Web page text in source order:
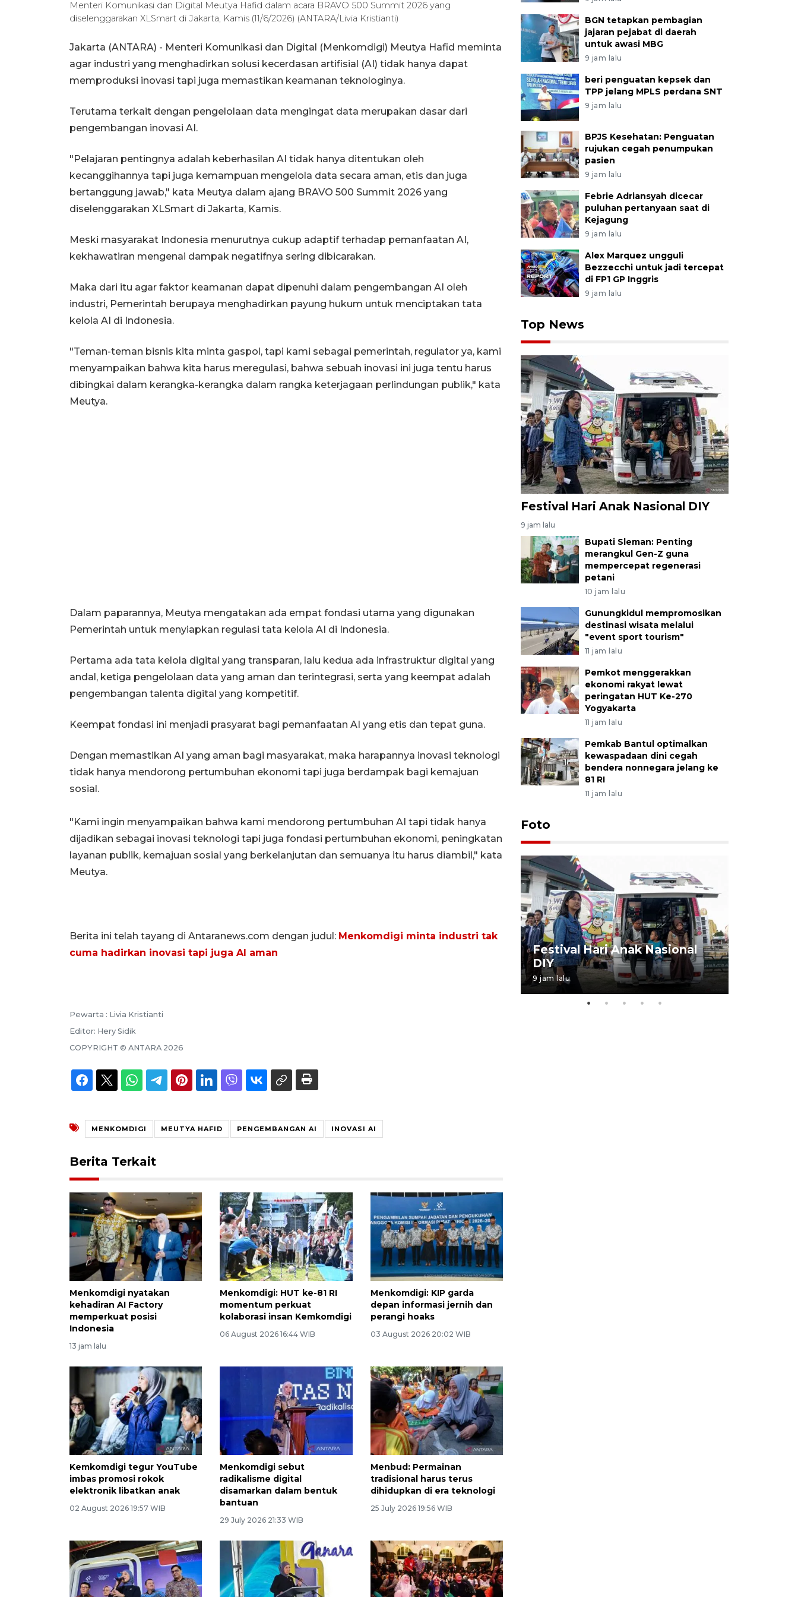
Menteri Komunikasi dan Digital Meutya Hafid dalam acara BRAVO 500 Summit 2026 yang
diselenggarakan XLSmart di Jakarta, Kamis (11/6/2026) (ANTARA/Livia Kristianti)
Jakarta (ANTARA) - Menteri Komunikasi dan Digital (Menkomdigi) Meutya Hafid meminta
agar industri yang menghadirkan solusi kecerdasan artifisial (AI) tidak hanya dapat
memproduksi inovasi tapi juga memastikan keamanan teknologinya.
Terutama terkait dengan pengelolaan data mengingat data merupakan dasar dari
pengembangan inovasi AI.
"Pelajaran pentingnya adalah keberhasilan AI tidak hanya ditentukan oleh
kecanggihannya tapi juga kemampuan mengelola data secara aman, etis dan juga
bertanggung jawab," kata Meutya dalam ajang BRAVO 500 Summit 2026 yang
diselenggarakan XLSmart di Jakarta, Kamis.
Meski masyarakat Indonesia menurutnya cukup adaptif terhadap pemanfaatan AI,
kekhawatiran mengenai dampak negatifnya sering dibicarakan.
Maka dari itu agar faktor keamanan dapat dipenuhi dalam pengembangan AI oleh
industri, Pemerintah berupaya menghadirkan payung hukum untuk menciptakan tata
kelola AI di Indonesia.
"Teman-teman bisnis kita minta gaspol, tapi kami sebagai pemerintah, regulator ya, kami
menyampaikan bahwa kita harus meregulasi, bahwa sebuah inovasi ini juga tentu harus
dibingkai dalam kerangka-kerangka dalam rangka keterjagaan perlindungan publik," kata
Meutya.
Dalam paparannya, Meutya mengatakan ada empat fondasi utama yang digunakan
Pemerintah untuk menyiapkan regulasi tata kelola AI di Indonesia.
Pertama ada tata kelola digital yang transparan, lalu kedua ada infrastruktur digital yang
andal, ketiga pengelolaan data yang aman dan terintegrasi, serta yang keempat adalah
pengembangan talenta digital yang kompetitif.
Keempat fondasi ini menjadi prasyarat bagi pemanfaatan AI yang etis dan tepat guna.
Dengan memastikan AI yang aman bagi masyarakat, maka harapannya inovasi teknologi
tidak hanya mendorong pertumbuhan ekonomi tapi juga berdampak bagi kemajuan
sosial.
"Kami ingin menyampaikan bahwa kami mendorong pertumbuhan AI tapi tidak hanya
dijadikan sebagai inovasi teknologi tapi juga fondasi pertumbuhan ekonomi, peningkatan
layanan publik, kemajuan sosial yang berkelanjutan dan semuanya itu harus diambil," kata
Meutya.
Berita ini telah tayang di Antaranews.com dengan judul: Menkomdigi minta industri tak
cuma hadirkan inovasi tapi juga AI aman
Pewarta : Livia Kristianti
Editor: Hery Sidik
COPYRIGHT © ANTARA 2026
MENKOMDIGI MEUTYA HAFID PENGEMBANGAN AI INOVASI AI
Berita Terkait
Menkomdigi nyatakan
kehadiran AI Factory
memperkuat posisi
Indonesia
13 jam lalu
Menkomdigi: HUT ke-81 RI
momentum perkuat
kolaborasi insan Kemkomdigi
06 August 2026 16:44 WIB
Menkomdigi: KIP garda
depan informasi jernih dan
perangi hoaks
03 August 2026 20:02 WIB
Kemkomdigi tegur YouTube
imbas promosi rokok
elektronik libatkan anak
02 August 2026 19:57 WIB
Menkomdigi sebut
radikalisme digital
disamarkan dalam bentuk
bantuan
29 July 2026 21:33 WIB
Menbud: Permainan
tradisional harus terus
dihidupkan di era teknologi
25 July 2026 19:56 WIB
BGN tetapkan pembagian
jajaran pejabat di daerah
untuk awasi MBG
9 jam lalu
beri penguatan kepsek dan
TPP jelang MPLS perdana SNT
9 jam lalu
BPJS Kesehatan: Penguatan
rujukan cegah penumpukan
pasien
9 jam lalu
Febrie Adriansyah dicecar
puluhan pertanyaan saat di
Kejagung
9 jam lalu
Alex Marquez ungguli
Bezzecchi untuk jadi tercepat
di FP1 GP Inggris
9 jam lalu
Top News
Festival Hari Anak Nasional DIY
9 jam lalu
Bupati Sleman: Penting
merangkul Gen-Z guna
mempercepat regenerasi
petani
10 jam lalu
Gunungkidul mempromosikan
destinasi wisata melalui
"event sport tourism"
11 jam lalu
Pemkot menggerakkan
ekonomi rakyat lewat
peringatan HUT Ke-270
Yogyakarta
11 jam lalu
Pemkab Bantul optimalkan
kewaspadaan dini cegah
bendera nonnegara jelang ke
81 RI
11 jam lalu
Foto
BPJS Kesehatan Yogyakarta
Festival Hari Anak Nasional
DIY
9 jam lalu